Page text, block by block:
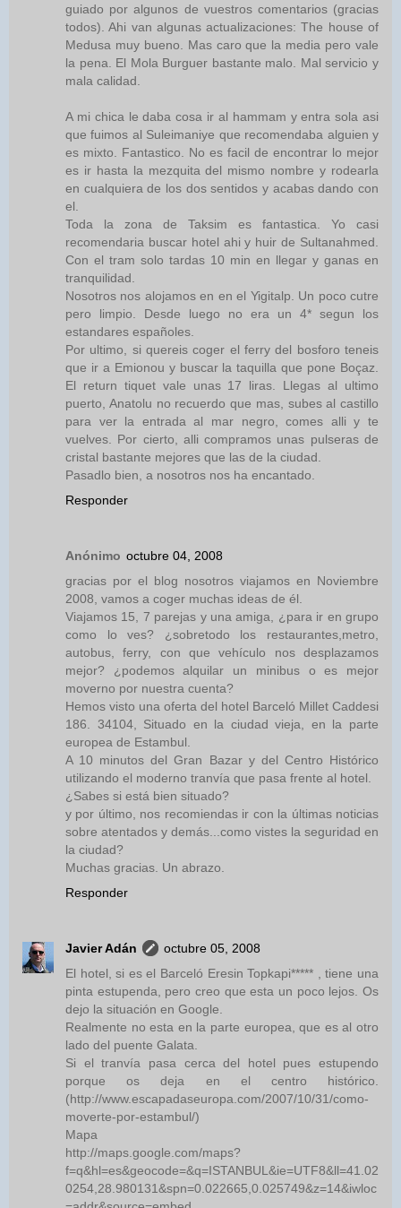
guiado por algunos de vuestros comentarios (gracias
todos). Ahi van algunas actualizaciones: The house of
Medusa muy bueno. Mas caro que la media pero vale
la pena. El Mola Burguer bastante malo. Mal servicio y
mala calidad.
A mi chica le daba cosa ir al hammam y entra sola asi
que fuimos al Suleimaniye que recomendaba alguien y
es mixto. Fantastico. No es facil de encontrar lo mejor
es ir hasta la mezquita del mismo nombre y rodearla
en cualquiera de los dos sentidos y acabas dando con
el.
Toda la zona de Taksim es fantastica. Yo casi
recomendaria buscar hotel ahi y huir de Sultanahmed.
Con el tram solo tardas 10 min en llegar y ganas en
tranquilidad.
Nosotros nos alojamos en en el Yigitalp. Un poco cutre
pero limpio. Desde luego no era un 4* segun los
estandares españoles.
Por ultimo, si quereis coger el ferry del bosforo teneis
que ir a Emionou y buscar la taquilla que pone Boçaz.
El return tiquet vale unas 17 liras. Llegas al ultimo
puerto, Anatolu no recuerdo que mas, subes al castillo
para ver la entrada al mar negro, comes alli y te
vuelves. Por cierto, alli compramos unas pulseras de
cristal bastante mejores que las de la ciudad.
Pasadlo bien, a nosotros nos ha encantado.
Responder
Anónimo octubre 04, 2008
gracias por el blog nosotros viajamos en Noviembre
2008, vamos a coger muchas ideas de él.
Viajamos 15, 7 parejas y una amiga, ¿para ir en grupo
como lo ves? ¿sobretodo los restaurantes,metro,
autobus, ferry, con que vehículo nos desplazamos
mejor? ¿podemos alquilar un minibus o es mejor
moverno por nuestra cuenta?
Hemos visto una oferta del hotel Barceló Millet Caddesi
186. 34104, Situado en la ciudad vieja, en la parte
europea de Estambul.
A 10 minutos del Gran Bazar y del Centro Histórico
utilizando el moderno tranvía que pasa frente al hotel.
¿Sabes si está bien situado?
y por último, nos recomiendas ir con la últimas noticias
sobre atentados y demás...como vistes la seguridad en
la ciudad?
Muchas gracias. Un abrazo.
Responder
Javier Adán
octubre 05, 2008
El hotel, si es el Barceló Eresin Topkapi***** , tiene una
pinta estupenda, pero creo que esta un poco lejos. Os
dejo la situación en Google.
Realmente no esta en la parte europea, que es al otro
lado del puente Galata.
Si el tranvía pasa cerca del hotel pues estupendo
porque os deja en el centro histórico.
(http://www.escapadaseuropa.com/2007/10/31/como-
moverte-por-estambul/)
Mapa
http://maps.google.com/maps?
f=q&hl=es&geocode=&q=ISTANBUL&ie=UTF8&ll=41.02
0254,28.980131&spn=0.022665,0.025749&z=14&iwloc